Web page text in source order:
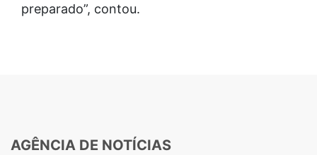
preparado”, contou.
AGÊNCIA DE NOTÍCIAS